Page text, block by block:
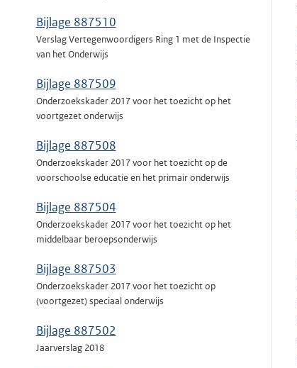
Bijlage 887510
Verslag Vertegenwoordigers Ring 1 met de Inspectie
van het Onderwijs
Bijlage 887509
Onderzoekskader 2017 voor het toezicht op het
voortgezet onderwijs
Bijlage 887508
Onderzoekskader 2017 voor het toezicht op de
voorschoolse educatie en het primair onderwijs
Bijlage 887504
Onderzoekskader 2017 voor het toezicht op het
middelbaar beroepsonderwijs
Bijlage 887503
Onderzoekskader 2017 voor het toezicht op
(voortgezet) speciaal onderwijs
Bijlage 887502
Jaarverslag 2018